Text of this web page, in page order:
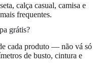
calça casual, camisa e
frequentes.
grátis?
cada produto — não vá só
de busto, cintura e